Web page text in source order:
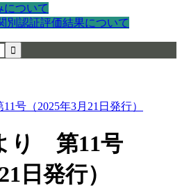
について
別認証評価結果について
号（2025年3月21日発行）
り 第11号
日発行）